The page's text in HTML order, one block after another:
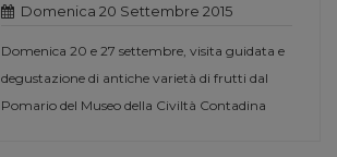
Domenica 20 Settembre 2015
Domenica 20 e 27 settembre, visita guidata e
degustazione di antiche varietà di frutti dal
Pomario del Museo della Civiltà Contadina